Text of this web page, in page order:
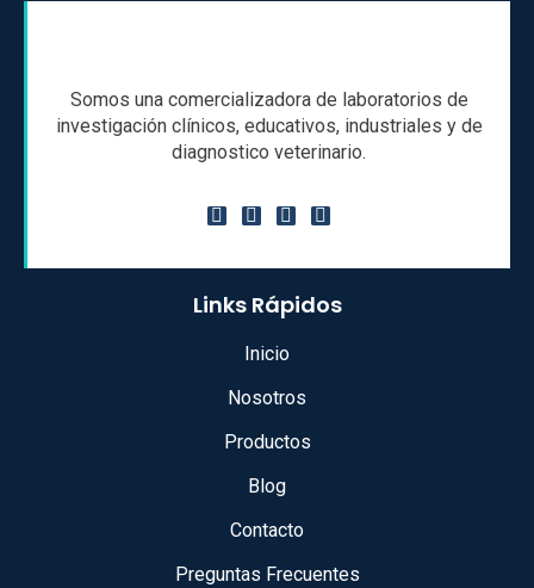
Somos una comercializadora de laboratorios de
investigación clínicos, educativos, industriales y de
diagnostico veterinario.
Links Rápidos
Inicio
Nosotros
Productos
Blog
Contacto
Preguntas Frecuentes